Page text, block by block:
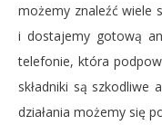
możemy znaleźć wiele
i dostajemy gotową
telefonie, która
składniki są
działania możemy się